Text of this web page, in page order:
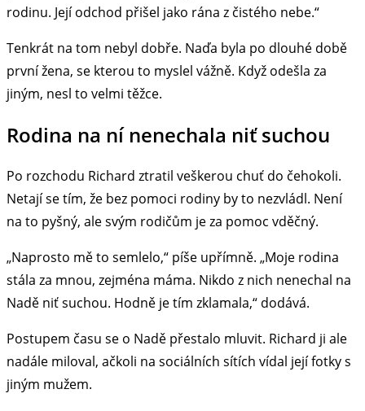
rodinu. Její odchod přišel jako rána z čistého nebe.“
Tenkrát na tom nebyl dobře. Naďa byla po dlouhé době
první žena, se kterou to myslel vážně. Když odešla za
jiným, nesl to velmi těžce.
Rodina na ní nenechala niť suchou
Po rozchodu Richard ztratil veškerou chuť do čehokoli.
Netají se tím, že bez pomoci rodiny by to nezvládl. Není
na to pyšný, ale svým rodičům je za pomoc vděčný.
„Naprosto mě to semlelo,“ píše upřímně. „Moje rodina
stála za mnou, zejména máma. Nikdo z nich nenechal na
Nadě niť suchou. Hodně je tím zklamala,“ dodává.
Postupem času se o Nadě přestalo mluvit. Richard ji ale
nadále miloval, ačkoli na sociálních sítích vídal její fotky s
jiným mužem.